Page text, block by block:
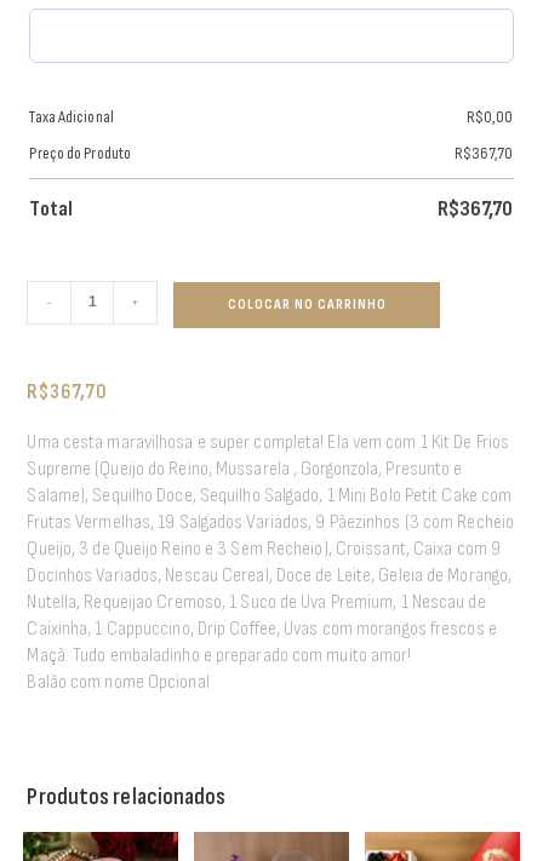
Taxa Adicional R$0,00
Preço do Produto
R$367,70
Total R$367,70
- + COLOCAR NO CARRINHO
R$367,70
Uma cesta maravilhosa e super completa! Ela vem com 1 Kit De Frios
Supreme (Queijo do Reino, Mussarela , Gorgonzola, Presunto e
Salame), Sequilho Doce, Sequilho Salgado, 1 Mini Bolo Petit Cake com
Frutas Vermelhas, 19 Salgados Variados, 9 Pãezinhos (3 com Recheio
Queijo, 3 de Queijo Reino e 3 Sem Recheio), Croissant, Caixa com 9
Docinhos Variados, Nescau Cereal, Doce de Leite, Geleia de Morango,
Nutella, Requeijao Cremoso, 1 Suco de Uva Premium, 1 Nescau de
Caixinha, 1 Cappuccino, Drip Coffee, Uvas com morangos frescos e
Maçã. Tudo embaladinho e preparado com muito amor!
Balão com nome Opcional
Produtos relacionados